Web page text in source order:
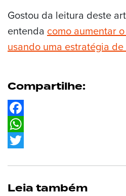
Gostou da leitura deste
entenda como aumentar
usando uma estratégia
Compartilhe:
Facebook
WhatsApp
Leia também